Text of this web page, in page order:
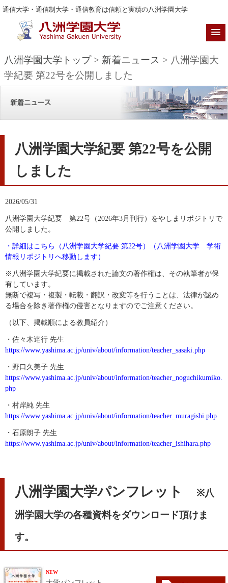
通信大学・通信制大学・通信教育は信頼と実績の八洲学園大学
八洲学園大学トップ> 新着ニュース > 八洲学園大
学紀要 第22号を公開しました
八洲学園大学紀要 第22号を公開
しました
2026/05/31
八洲学園大学紀要 第22号（2026年3月刊行）をやしまリポジトリで
公開しました。
・詳細はこちら（八洲学園大学紀要 第22号）（八洲学園大学 学術
情報リポジトリへ移動します）
※八洲学園大学紀要に掲載された論文の著作権は、その執筆者が保
有しています。
無断で複写・複製・転載・翻訳・改変等を行うことは、法律が認め
る場合を除き著作権の侵害となりますのでご注意ください。
（以下、掲載順による教員紹介）
・佐々木達行 先生
https://www.yashima.ac.jp/univ/about/information/teacher_sasaki.php
・野口久美子 先生
https://www.yashima.ac.jp/univ/about/information/teacher_noguchikumiko.
php
・村岸純 先生
https://www.yashima.ac.jp/univ/about/information/teacher_muragishi.php
・ 石原朗子 先生
https://www.yashima.ac.jp/univ/about/information/teacher_ishihara.php
八洲学園大学パンフレット ※八
洲学園大学の各種資料をダウンロード頂けま
す。
NEW